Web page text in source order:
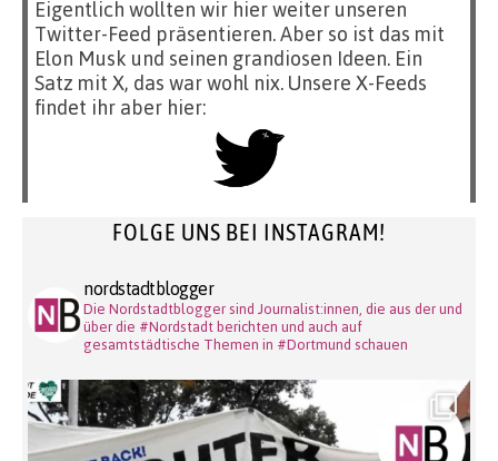
Eigentlich wollten wir hier weiter unseren
Twitter-Feed präsentieren. Aber so ist das mit
Elon Musk und seinen grandiosen Ideen. Ein
Satz mit X, das war wohl nix. Unsere X-Feeds
findet ihr aber hier:
FOLGE UNS BEI INSTAGRAM!
nordstadtblogger
Die Nordstadtblogger sind Journalist:innen, die aus der und
über die #Nordstadt berichten und auch auf
gesamtstädtische Themen in #Dortmund schauen